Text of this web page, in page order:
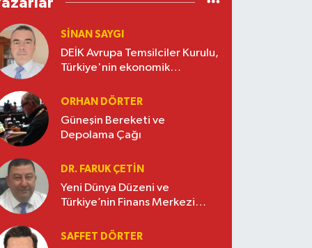
SINAN SAYGI
DEİK Avrupa Temsilciler Kurulu,
Türkiye'nin ekonomik
oluşturuyor
ORHAN DÖRTER
Güneşin Bereketi ve
Depolama Çağı
DR. FARUK ÇETİN
Yeni Dünya Düzeni ve
Türkiye’nin Finans Merkezi
SAFFET DÖRTER